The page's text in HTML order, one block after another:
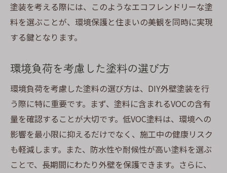
塗装を考える際には、このようなエコフレンドリーな塗
料を選ぶことが、環境保護と住まいの美観を同時に実現
する鍵となります。
環境負荷を考慮した塗料の選び方
環境負荷を考慮した塗料の選び方は、DIY外壁塗装を行
う際に特に重要です。まず、塗料に含まれるVOCの含有
量を確認することが大切です。低VOC塗料は、環境への
影響を最小限に抑えるだけでなく、施工中の健康リスク
も軽減します。また、防水性や耐候性が高い塗料を選ぶ
ことで、長期間にわたり外壁を保護できます。さらに、